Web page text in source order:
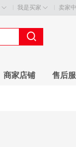
我是买家 卖家
商家店铺 售后